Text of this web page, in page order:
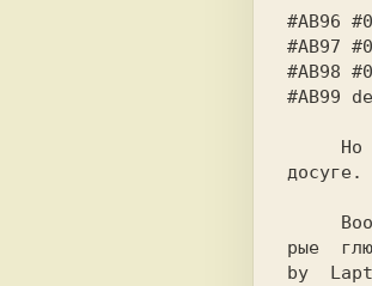
#AB96
#AB97
#AB98
#AB99
досуге.
рые
by